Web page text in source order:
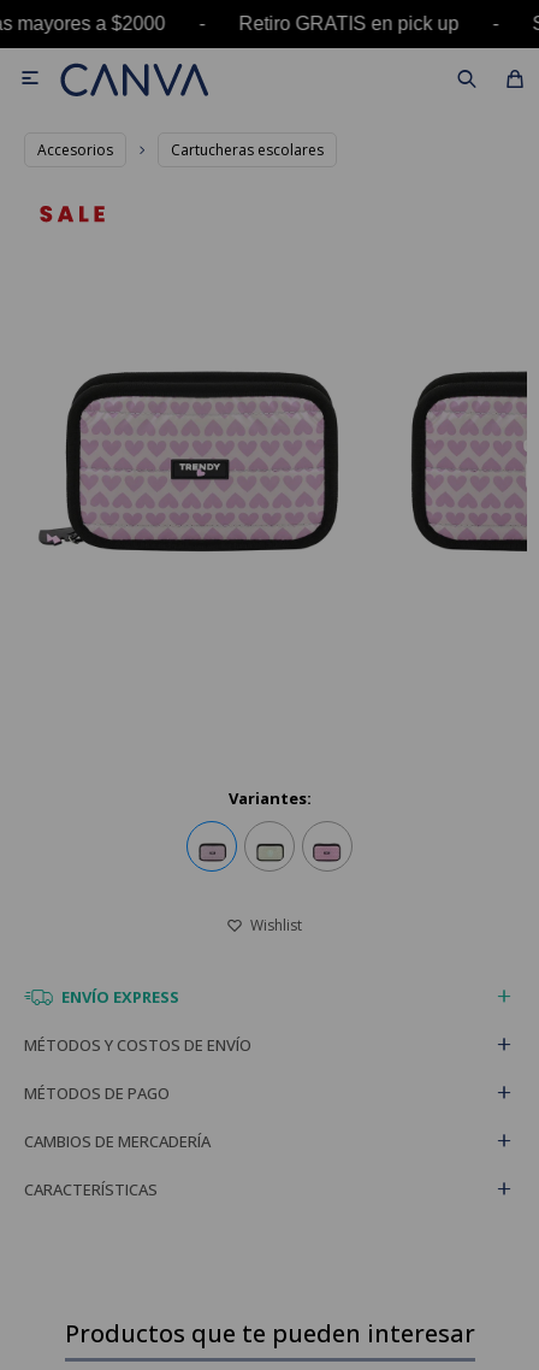
mayores a $2000 - Retiro GRATIS en pick up

Accesorios Cartucheras escolares
Variantes:
ENVÍO EXPRESS
MÉTODOS Y COSTOS DE ENVÍO
MÉTODOS DE PAGO
CAMBIOS DE MERCADERÍA
CARACTERÍSTICAS
Productos que te pueden interesar